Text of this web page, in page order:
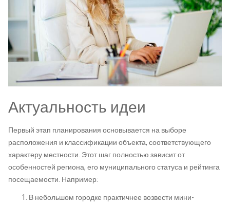
Актуальность идеи
Первый этап планирования основывается на выборе
расположения и классификации объекта, соответствующего
характеру местности. Этот шаг полностью зависит от
особенностей региона, его муниципального статуса и рейтинга
посещаемости. Например:
В небольшом городке практичнее возвести мини-